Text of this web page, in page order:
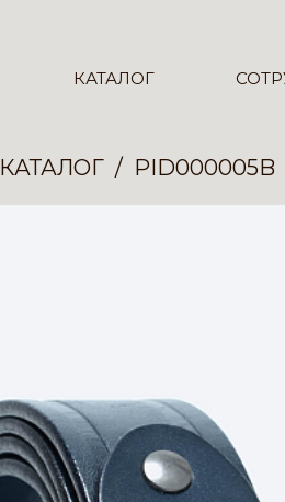
КАТАЛОГ
КАТАЛОГ PID000005B